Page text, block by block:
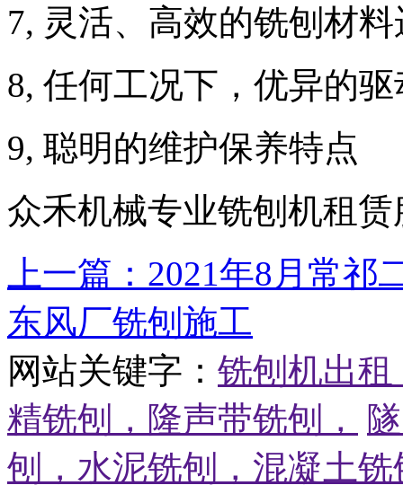
7, 灵活、高效的铣刨材
8, 任何工况下，优异的
9, 聪明的维护保养特点
众禾机械专业铣刨机租赁
上一篇：2021年8月常祁
东风厂铣刨施工
网站关键字： 铣刨机出租
精铣刨， 隆声带铣刨，
刨， 水泥铣刨， 混凝土铣